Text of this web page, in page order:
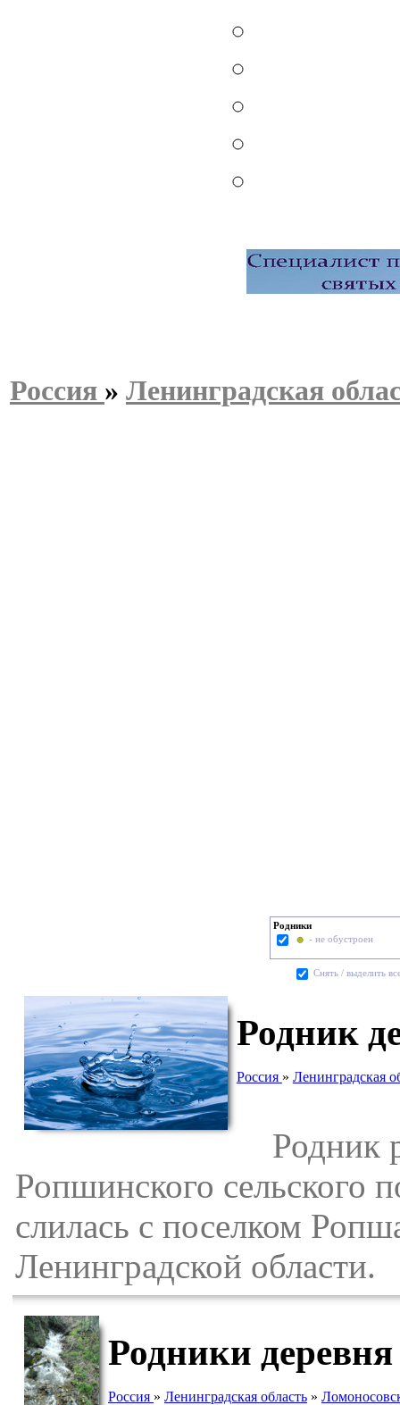
Россия » Ленинградская
Родники
- не обустроен
Cнять / выделить
Родник
Россия » Ленинградская
Родник
Ропшинского сельского
слилась с поселком
Ленинградской области.
Родники
Россия » Ленинградская область »